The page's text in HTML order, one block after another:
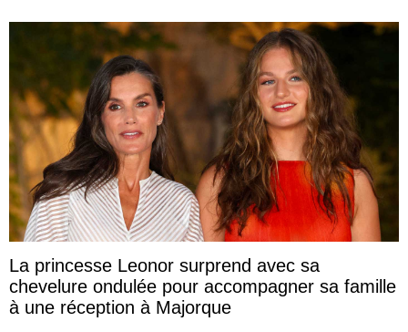
La princesse Leonor surprend avec sa
chevelure ondulée pour accompagner sa famille
à une réception à Majorque